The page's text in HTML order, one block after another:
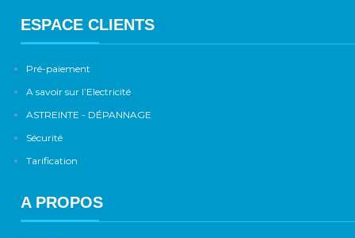
ESPACE CLIENTS
Pré-paiement
A savoir sur l’Electricité
ASTREINTE - DÉPANNAGE
Sécurité
Tarification
A PROPOS